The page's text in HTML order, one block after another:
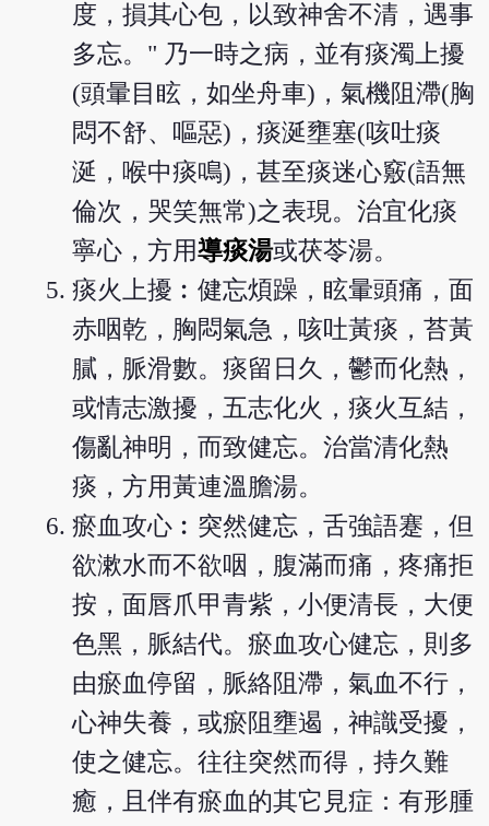
度，損其心包，以致神舍不清，遇事
多忘。" 乃一時之病，並有痰濁上擾
(頭暈目眩，如坐舟車)，氣機阻滯(胸
悶不舒、嘔惡)，痰涎壅塞(咳吐痰
涎，喉中痰鳴)，甚至痰迷心竅(語無
倫次，哭笑無常)之表現。治宜化痰
寧心，方用導痰湯或茯苓湯。
痰火上擾︰健忘煩躁，眩暈頭痛，面
赤咽乾，胸悶氣急，咳吐黃痰，苔黃
膩，脈滑數。痰留日久，鬱而化熱，
或情志激擾，五志化火，痰火互結，
傷亂神明，而致健忘。治當清化熱
痰，方用黃連溫膽湯。
瘀血攻心︰突然健忘，舌強語蹇，但
欲漱水而不欲咽，腹滿而痛，疼痛拒
按，面唇爪甲青紫，小便清長，大便
色黑，脈結代。瘀血攻心健忘，則多
由瘀血停留，脈絡阻滯，氣血不行，
心神失養，或瘀阻壅遏，神識受擾，
使之健忘。往往突然而得，持久難
癒，且伴有瘀血的其它見症：有形腫